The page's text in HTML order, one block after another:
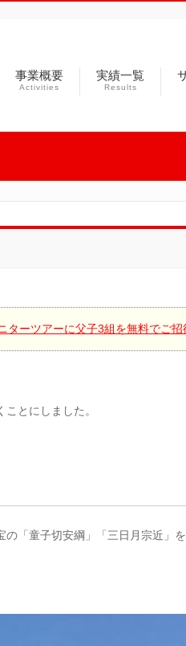
事業概要
Activities
実績一覧
Results
ターツアーに父子3組を無料でご招
とにしました。
「童子切安綱」「三日月宗近」